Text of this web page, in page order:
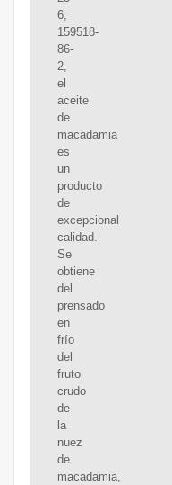
6;
159518-
86-
2,
el
aceite
de
macadamia
es
un
producto
de
excepcional
calidad.
Se
obtiene
del
prensado
en
frío
del
fruto
crudo
de
la
nuez
de
macadamia,